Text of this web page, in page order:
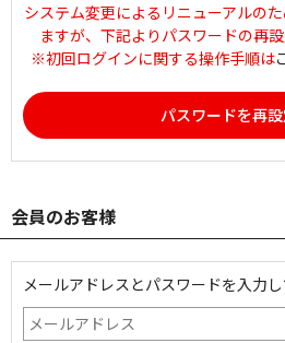
システム変更によるリニューアルの
ますが、下記よりパスワードの再
※初回ログインに関する操作手順は
パスワードを再
会員のお客様
メールアドレスとパスワードを入力